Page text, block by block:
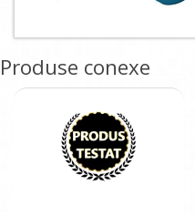
Produse conexe